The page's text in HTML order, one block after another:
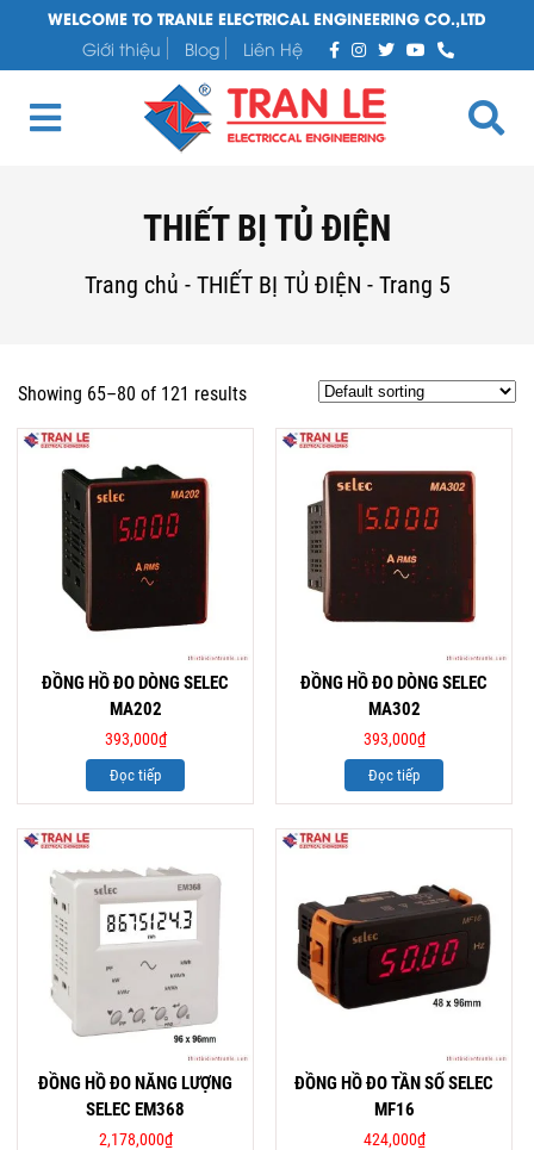
WELCOME TO TRANLE ELECTRICAL ENGINEERING CO.,LTD
Giới thiệu
Blog Liên Hệ
THIẾT BỊ TỦ ĐIỆN
Trang chủ - THIẾT BỊ TỦ ĐIỆN - Trang 5
Showing 65–80 of 121 results
ĐỒNG HỒ ĐO DÒNG SELEC
MA202
393,000₫
Đọc tiếp
ĐỒNG HỒ ĐO DÒNG SELEC
MA302
393,000₫
Đọc tiếp
ĐỒNG HỒ ĐO NĂNG LƯỢNG
SELEC EM368
2,178,000₫
ĐỒNG HỒ ĐO TẦN SỐ SELEC
MF16
424,000₫